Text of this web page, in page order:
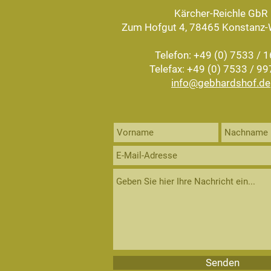
Kärcher-Reichle GbR
Zum Hofgut 4, 78465 Konstanz-
Telefon: +49 (0) 7533 /
Telefax: +49 (0) 7533 /
info@gebhardshof.de
Senden